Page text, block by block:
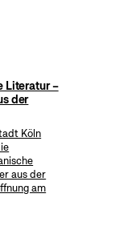
Literatur –
der
Köln
aus der
am